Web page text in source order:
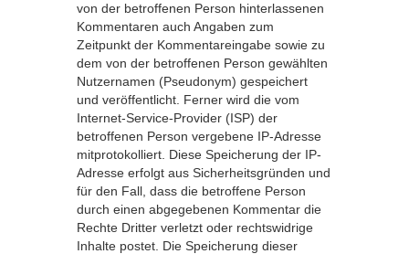
von der betroffenen Person hinterlassenen
Kommentaren auch Angaben zum
Zeitpunkt der Kommentareingabe sowie zu
dem von der betroffenen Person gewählten
Nutzernamen (Pseudonym) gespeichert
und veröffentlicht. Ferner wird die vom
Internet-Service-Provider (ISP) der
betroffenen Person vergebene IP-Adresse
mitprotokolliert. Diese Speicherung der IP-
Adresse erfolgt aus Sicherheitsgründen und
für den Fall, dass die betroffene Person
durch einen abgegebenen Kommentar die
Rechte Dritter verletzt oder rechtswidrige
Inhalte postet. Die Speicherung dieser